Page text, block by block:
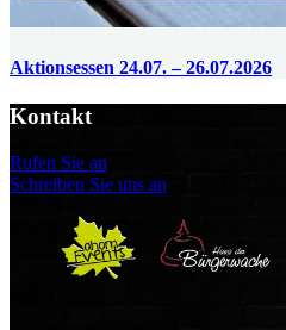
Aktionsessen 24.07. – 26.07.2026
Kontakt
Rufen Sie an
Schreiben Sie uns an